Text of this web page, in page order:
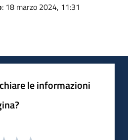
: 18 marzo 2024, 11:31
le informazioni